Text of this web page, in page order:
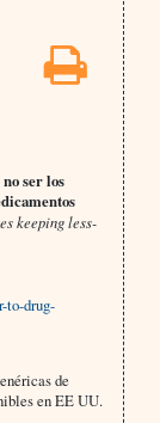
ser los
keeping less-
to-drug-
de
en EE UU.